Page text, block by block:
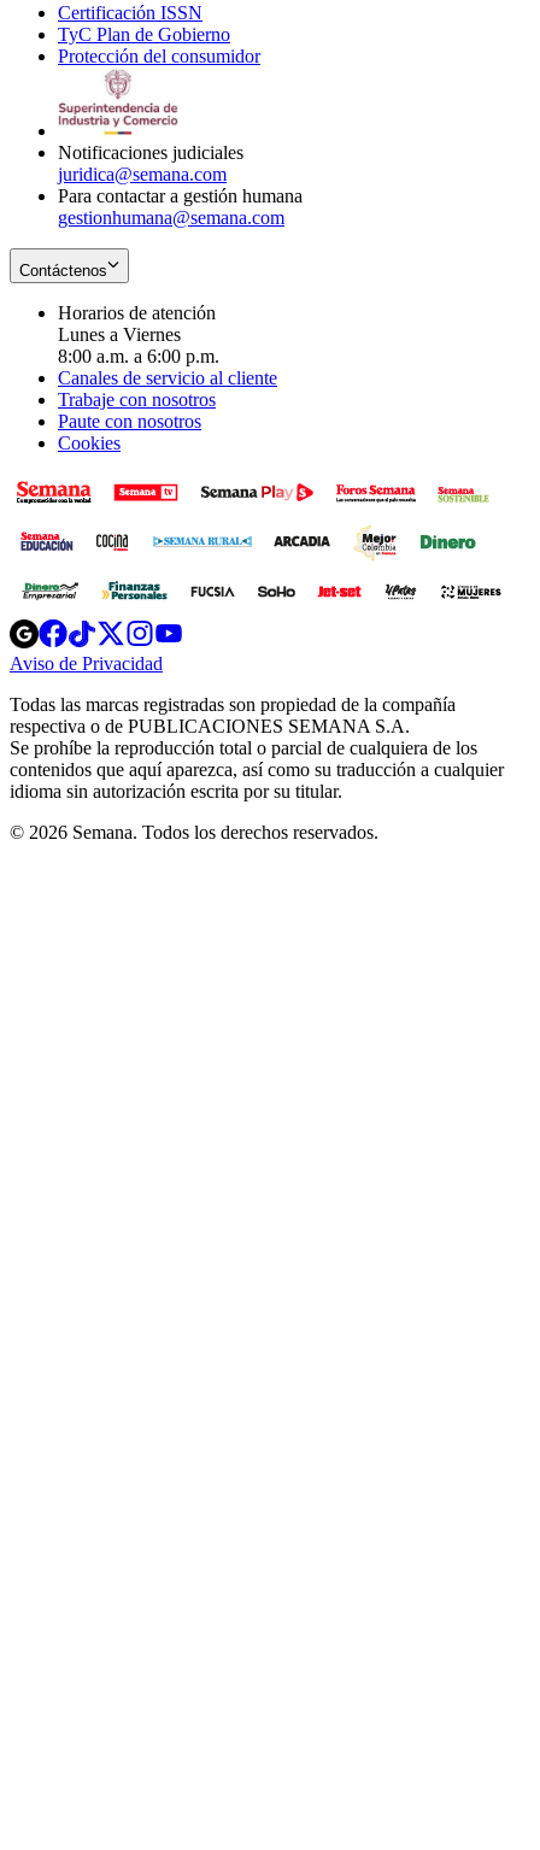
new
window
Certificación ISSN
in
new
TyC Plan de Gobierno
in
Protección del consumidorOpens
Notificaciones judiciales
juridica@semana.com
Para contactar a gestión humana
gestionhumana@semana.com
Contáctenos
Horarios de atención
Lunes a Viernes
8:00 a.m. a 6:00 p.m.
Canales de servicio al cliente
Trabaje con nosotros
Paute con nosotros
Cookies
Opens
in
new
Opens
in
new
Opens
in
new
window
Opens
new
windowwindow
Aviso de Privacidad
new
window
Todas las marcas registradas son propiedad de la compañía
respectiva o de PUBLICACIONES SEMANA S.A.
Se prohíbe la reproducción total o parcial de cualquiera de los
contenidos que aquí aparezca, así como su traducción a cualquier
idioma sin autorización escrita por su titular.
© 2026 Semana. Todos los derechos reservados.